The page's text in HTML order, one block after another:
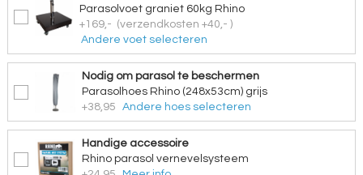
Parasolvoet graniet 60kg Rhino
+169,- (verzendkosten +40,- )
Andere voet selecteren
Nodig om parasol te beschermen
Parasolhoes Rhino (248x53cm) grijs
+38,95
Andere hoes selecteren
Handige accessoire
Rhino parasol vernevelsysteem